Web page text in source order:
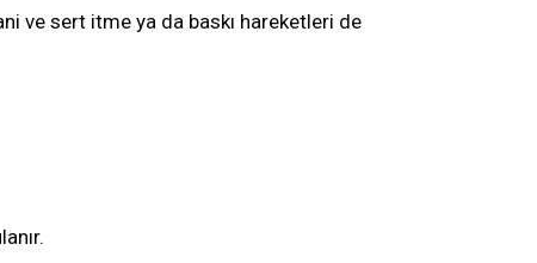
ve sert itme ya da baskı hareketleri de